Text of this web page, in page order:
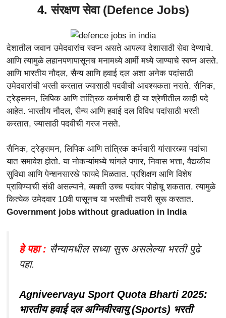
4. संरक्षण सेवा (Defence Jobs)
देशातील जवान उमेदवारांच स्वप्न असते आपल्या देशासाठी सेवा देण्याचे.
आणि त्यामुळे लहानपणापासूनच मनामध्ये आर्मी मध्ये जाण्याचे स्वप्न असते.
आणि भारतीय नौदल, सैन्य आणि हवाई दल अशा अनेक पदांसाठी
उमेदवारांची भरती करतात ज्यासाठी पदवीची आवश्यकता नसते. सैनिक,
ट्रेड्समन, लिपिक आणि तांत्रिक कर्मचारी ही या श्रेणीतील काही पदे
आहेत. भारतीय नौदल, सैन्य आणि हवाई दल विविध पदांसाठी भरती
करतात, ज्यासाठी पदवीची गरज नसते.
सैनिक, ट्रेड्समन, लिपिक आणि तांत्रिक कर्मचारी यांसारख्या पदांचा
यात समावेश होतो. या नोकऱ्यांमध्ये चांगले पगार, निवास भत्ता, वैद्यकीय
सुविधा आणि पेन्शनसारखे फायदे मिळतात. प्रशिक्षण आणि विशेष
प्राविण्याची संधी असल्याने, व्यक्ती उच्च पदांवर पोहोचू शकतात. त्यामुळे
कित्येक उमेदवार 10वी पासूनच या भरतीची तयारी सुरू करतात.
Government jobs without graduation in India
हे पहा : सैन्यामधील सध्या सुरू असलेल्या भरती पुढे
पहा.
Agniveervayu Sport Quota Bharti 2025:
भारतीय हवाई दल अग्निवीरवायु (Sports) भरती